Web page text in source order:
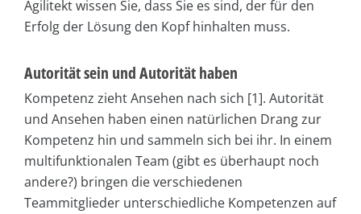
Agilitekt wissen Sie, dass Sie es sind, der für den
Erfolg der Lösung den Kopf hinhalten muss.
Autorität sein und Autorität haben
Kompetenz zieht Ansehen nach sich [1]. Autorität
und Ansehen haben einen natürlichen Drang zur
Kompetenz hin und sammeln sich bei ihr. In einem
multifunktionalen Team (gibt es überhaupt noch
andere?) bringen die verschiedenen
Teammitglieder unterschiedliche Kompetenzen auf